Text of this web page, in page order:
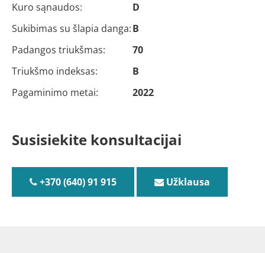
Kuro sąnaudos:
D
Sukibimas su šlapia danga:B
Padangos triukšmas:
70
Triukšmo indeksas:
B
Pagaminimo metai:
2022
Susisiekite konsultacijai
+370 (640) 91 915 Užklausa